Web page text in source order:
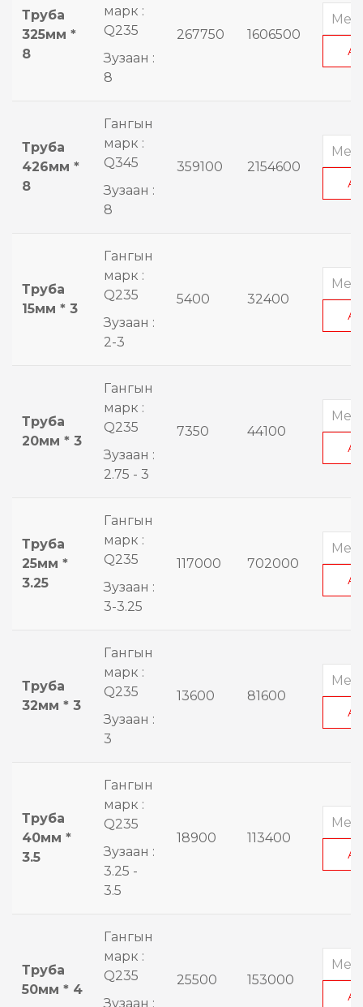
Труба
325мм *
8
марк :
Q235
Зузаан :
8
267750 1606500
Труба
426мм *
8
Гангын
марк :
Q345
Зузаан :
8
359100 2154600
Труба
15мм * 3
Гангын
марк :
Q235
Зузаан :
2-3
5400 32400
Труба
20мм * 3
Гангын
марк :
Q235
Зузаан :
2.75 - 3
7350 44100
Труба
25мм *
3.25
Гангын
марк :
Q235
Зузаан :
3-3.25
117000 702000
Труба
32мм * 3
Гангын
марк :
Q235
Зузаан :
3
13600 81600
Труба
40мм *
3.5
Гангын
марк :
Q235
Зузаан :
3.25 -
3.5
18900 113400
Труба
50мм * 4
Гангын
марк :
Q235
Зузаан :
25500 153000